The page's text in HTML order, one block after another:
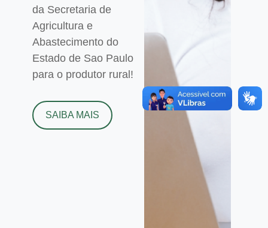
da Secretaria de
Agricultura e
Abastecimento do
Estado de Sao Paulo
para o produtor rural!
SAIBA MAIS